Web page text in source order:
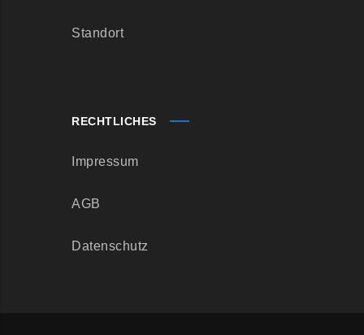
Standort
RECHTLICHES
Impressum
AGB
Datenschutz